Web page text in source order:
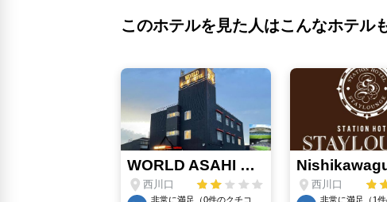
このホテルを見た人はこんなホテル